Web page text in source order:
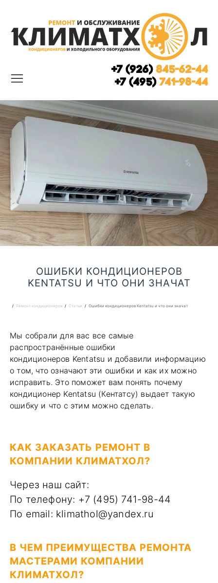
+7 (926)845-62-44
+7 (495)741-98-44
ОШИБКИ КОНДИЦИОНЕРОВ
KENTATSU И ЧТО ОНИ ЗНАЧАТ
Ремонт кондиционеров Статьи Ошибки кондиционеров Kentatsu и что они значат
Мы собрали для вас все самые
распространённые ошибки
кондиционеров Kentatsu и добавили информацию
о том, что означают эти ошибки и как их можно
исправить. Это поможет вам понять почему
кондиционер Kentatsu (Кентатсу) выдает такую
ошибку и что с этим можно сделать.
КАК ЗАКАЗАТЬ РЕМОНТ В
КОМПАНИИ КЛИМАТХОЛ?
Через наш сайт:
По телефону: +7 (495) 741-98-44
По email: klimathol@yandex.ru
В ЧЕМ ПРЕИМУЩЕСТВА РЕМОНТА
МАСТЕРАМИ КОМПАНИИ
КЛИМАТХОЛ?